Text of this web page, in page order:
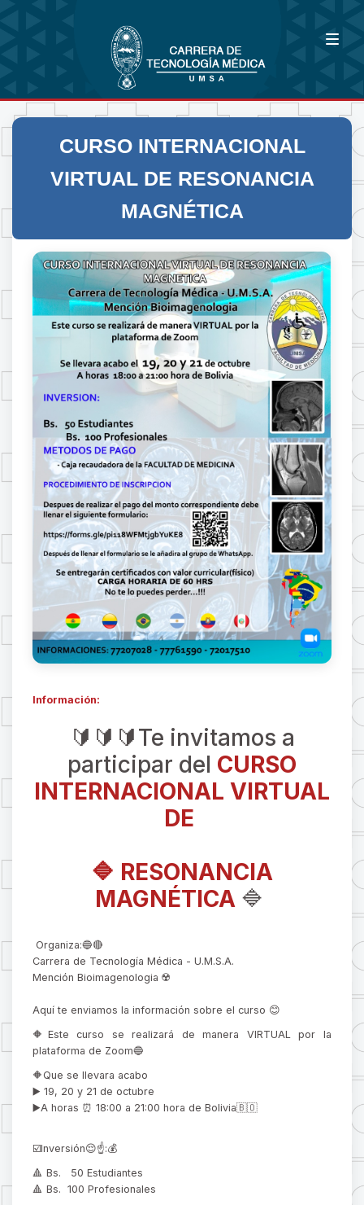
CURSO INTERNACIONAL
VIRTUAL DE RESONANCIA
MAGNÉTICA
Información:
🔰🔰🔰Te invitamos a
participar del CURSO
INTERNACIONAL VIRTUAL
DE
🔷 RESONANCIA
MAGNÉTICA🔷
Organiza:🔵🔴
Carrera de Tecnología Médica - U.M.S.A.
Mención Bioimagenologia ☢️
Aquí te enviamos la información sobre el curso 😊
🔶Este curso se realizará de manera VIRTUAL por la
plataforma de Zoom🔵
🔶Que se llevara acabo
▶️ 19, 20 y 21 de octubre
▶️A horas ⏰ 18:00 a 21:00 hora de Bolivia🇧🇴
☑️Inversión😌☝️:💰
🔺 Bs. 50 Estudiantes
🔺 Bs. 100 Profesionales